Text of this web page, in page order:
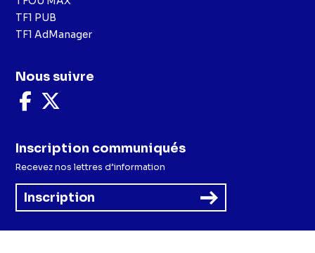
TF1 PUB
TF1 AdManager
Nous suivre
Nous
suivre
Facebook
X
Inscription communiqués
Recevez nos lettres d’information
Inscription